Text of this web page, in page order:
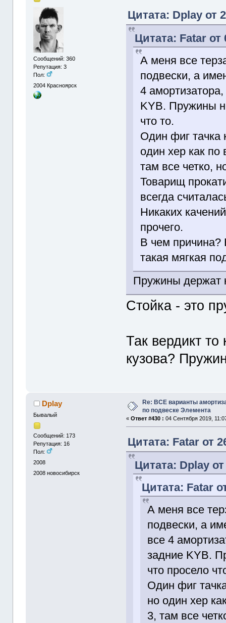
Сообщений: 360
Репутация: 3
Пол:
2004 Красноярск
Цитата: Dplay от
Цитата: Fatar от
А меня все
подвески, а
4
KYB. Пружины
что то.
Один фиг тачка
один хер как
там все четко,
Товарищ
всегда
Никаких
прочего.
В чем
такая мягкая
Пружины держат
Стойка - это
Так вердикт
кузова?
Dplay
Бывалый
Сообщений: 173
Репутация: 16
Пол:
2008
2008 новосибирск
Re: ВСЕ варианты
по подвеске Элемента
«Ответ #430 : 04 Сентября 2019,
Цитата: Fatar от
Цитата: Dplay
Цитата: Fatar
А меня все
подвески, а
все 4
задние KYB.
что просело
Один фиг
но один хер
3, там все